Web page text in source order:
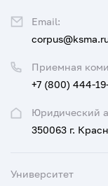
Юридический
350063 г.
Приемная
+7 (800) 444-
Email:
Университет